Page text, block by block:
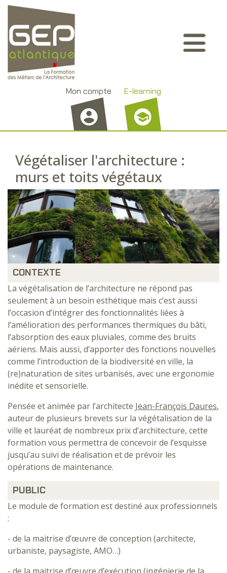
Aller
contenu
principal
Mon compte E-learning
Végétaliser l'architecture :
murs et toits végétaux
CONTEXTE
La végétalisation de l’architecture ne répond pas
seulement à un besoin esthétique mais c’est aussi
l’occasion d’intégrer des fonctionnalités liées à
l’amélioration des performances thermiques du bâti,
l’absorption des eaux pluviales, comme des bruits
aériens. Mais aussi, d’apporter des fonctions nouvelles
comme l’introduction de la biodiversité en ville, la
(re)naturation de sites urbanisés, avec une ergonomie
inédite et sensorielle.
Pensée et animée par l’architecte Jean-François Daures,
auteur de plusieurs brevets sur la végétalisation de la
ville et lauréat de nombreux prix d’architecture, cette
formation vous permettra de concevoir de l’esquisse
jusqu’au suivi de réalisation et de prévoir les
opérations de maintenance.
PUBLIC
Le module de formation est destiné aux professionnels
:
- de la maitrise d’œuvre de conception (architecte,
urbaniste, paysagiste, AMO…)
Panneau de gestion des cookies